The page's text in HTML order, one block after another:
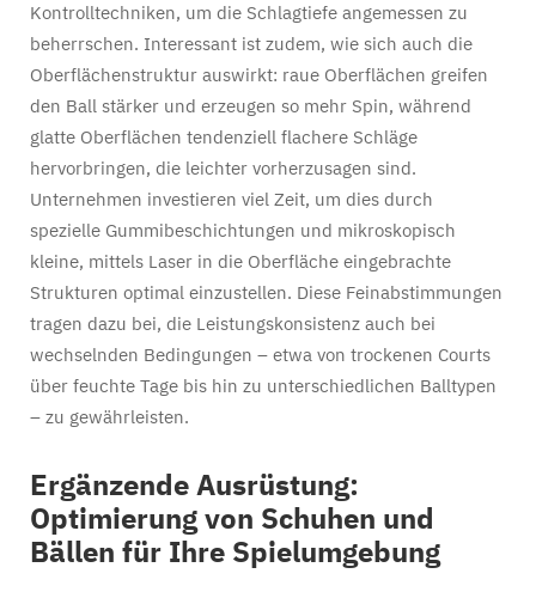
Kontrolltechniken, um die Schlagtiefe angemessen zu
beherrschen. Interessant ist zudem, wie sich auch die
Oberflächenstruktur auswirkt: raue Oberflächen greifen
den Ball stärker und erzeugen so mehr Spin, während
glatte Oberflächen tendenziell flachere Schläge
hervorbringen, die leichter vorherzusagen sind.
Unternehmen investieren viel Zeit, um dies durch
spezielle Gummibeschichtungen und mikroskopisch
kleine, mittels Laser in die Oberfläche eingebrachte
Strukturen optimal einzustellen. Diese Feinabstimmungen
tragen dazu bei, die Leistungskonsistenz auch bei
wechselnden Bedingungen – etwa von trockenen Courts
über feuchte Tage bis hin zu unterschiedlichen Balltypen
– zu gewährleisten.
Ergänzende Ausrüstung:
Optimierung von Schuhen und
Bällen für Ihre Spielumgebung